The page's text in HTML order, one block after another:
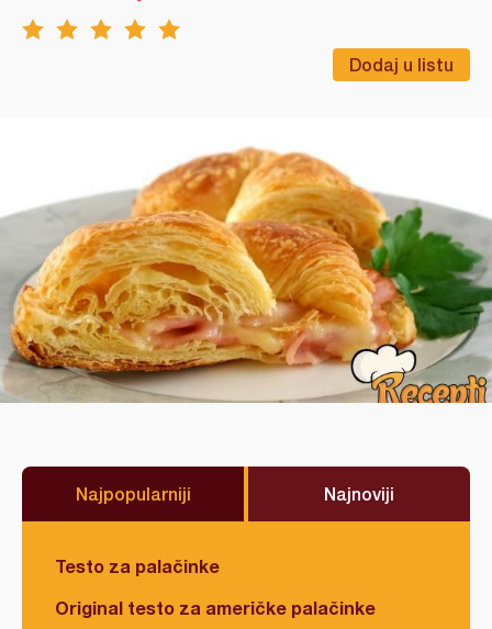
Dodaj u listu
Najpopularniji Najnoviji
Testo za palačinke
Original testo za američke palačinke